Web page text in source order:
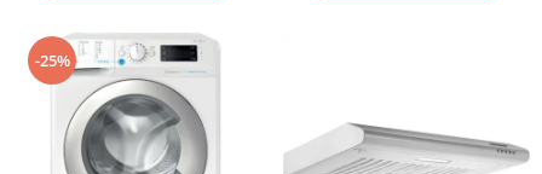
-25%